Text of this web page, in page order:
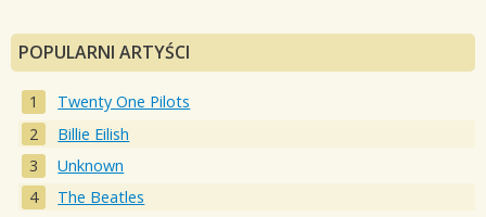
POPULARNI ARTYŚCI
Twenty One Pilots
Billie Eilish
Unknown
The Beatles